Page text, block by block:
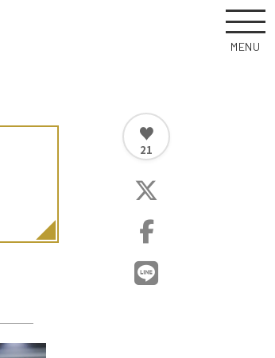
MENU
♥
21